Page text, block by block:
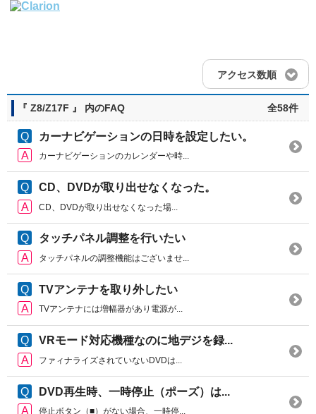
アクセス数順
『 Z8/Z17F 』 内のFAQ 全58件
カーナビゲーションの日時を設定したい。
カーナビゲーションのカレンダーや時...
CD、DVDが取り出せなくなった。
CD、DVDが取り出せなくなった場...
タッチパネル調整を行いたい
タッチパネルの調整機能はございませ...
TVアンテナを取り外したい
TVアンテナには増幅器があり電源が...
VRモード対応機種なのに地デジを録...
ファィナライズされていないDVDは...
DVD再生時、一時停止（ポーズ）は...
停止ボタン（■）がない場合、一時停...